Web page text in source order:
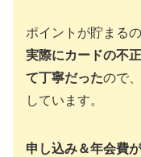
ポイントが貯まる
実際にカードの不
て丁寧だったので
しています。
申し込み＆年会費